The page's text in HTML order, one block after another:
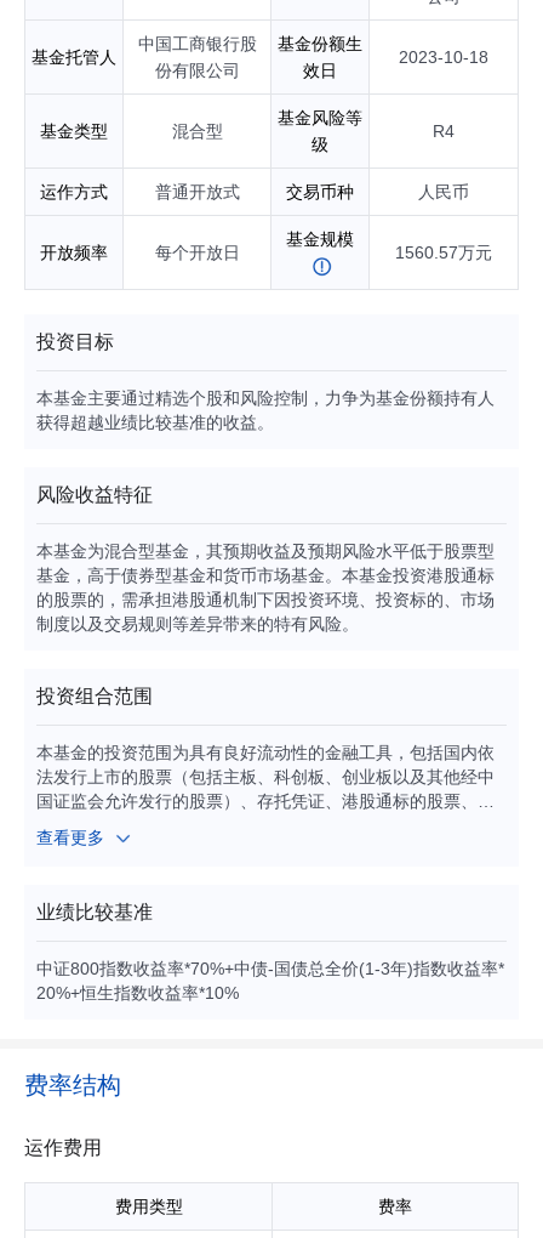
基金托管人
中国工商银行股
份有限公司
基金份额生
效日
2023-10-18
基金类型 混合型
基金风险等
级
R4
运作方式 普通开放式 交易币种 人民币
开放频率 每个开放日
基金规模
1560.57万元
投资目标
本基金主要通过精选个股和风险控制，力争为基金份额持有人
获得超越业绩比较基准的收益。
风险收益特征
本基金为混合型基金，其预期收益及预期风险水平低于股票型
基金，高于债券型基金和货币市场基金。本基金投资港股通标
的股票的，需承担港股通机制下因投资环境、投资标的、市场
制度以及交易规则等差异带来的特有风险。
投资组合范围
本基金的投资范围为具有良好流动性的金融工具，包括国内依
法发行上市的股票（包括主板、科创板、创业板以及其他经中
国证监会允许发行的股票）、存托凭证、港股通标的股票、债
券（包括国债、地方政府债、金融债、企业债、公司债、政府
支持债券、政府支持机构债、次级债、可转换债券、分离交易
资券）、可交换债券）、资产支持证券、债券回购、银行存款
（包括定期存款、协议存款、通知存款等）、同业存单、股指
证监会允许基金投资的其他金融工具（但须符合中国证监会的
相关规定）。 基金的投资组合比例为：股票及存托凭证投资占
金或者到期日在一年以内的政府债券不低于基金资产净值的
等。
查看更多
业绩比较基准
中证800指数收益率*70%+中债-国债总全价(1-3年)指数收益率*
20%+恒生指数收益率*10%
费率结构
运作费用
费用类型 费率